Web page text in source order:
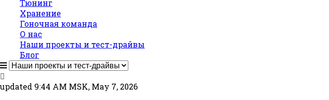
Тюнинг
Хранение
Гоночная команда
О нас
Наши проекты и тест-драйвы
Блог
updated 9:44 AM MSK, May 7, 2026